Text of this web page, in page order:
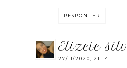
RESPONDER
elizete
27/11/2020, 21:14